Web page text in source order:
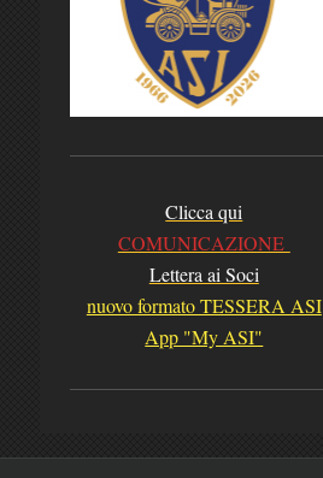
Clicca qui
COMUNICAZIONE
Lettera ai Soci
nuovo formato TESSERA ASI
App "My ASI"